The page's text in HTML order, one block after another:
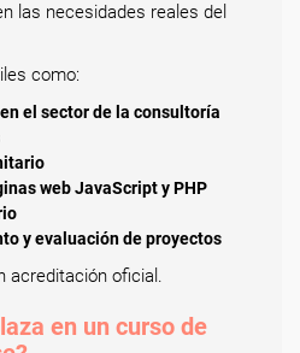
las necesidades reales del
como:
el sector de la consultoría
web JavaScript y PHP
y evaluación de proyectos
acreditación oficial.
en un curso de